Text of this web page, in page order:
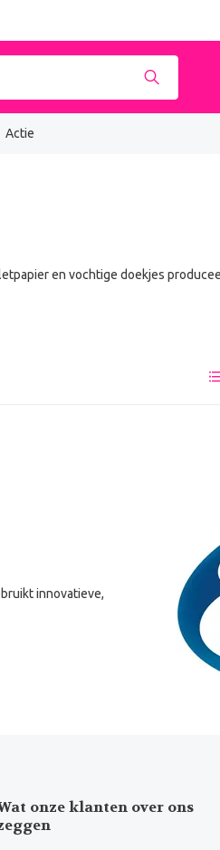
Actie
en vochtige doekjes
innovatieve,
onze klanten over ons